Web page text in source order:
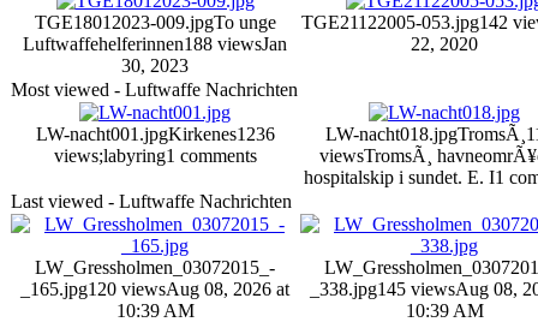
TGE18012023-009.jpgTo unge
Luftwaffehelferinnen188 viewsJan
30, 2023
TGE21122005-053.jpg142
22, 2020
Most viewed - Luftwaffe Nachrichten
LW-nacht001.jpgKirkenes1236
views;labyring1 comments
LW-nacht018.jpgTromsÃ¸
viewsTromsÃ¸
hospitalskip i sundet. E. I1
Last viewed - Luftwaffe Nachrichten
LW_Gressholmen_03072015_-
_165.jpg120 viewsAug 08, 2026 at
10:39 AM
_338.jpg145 viewsAug 08,
10:39 AM